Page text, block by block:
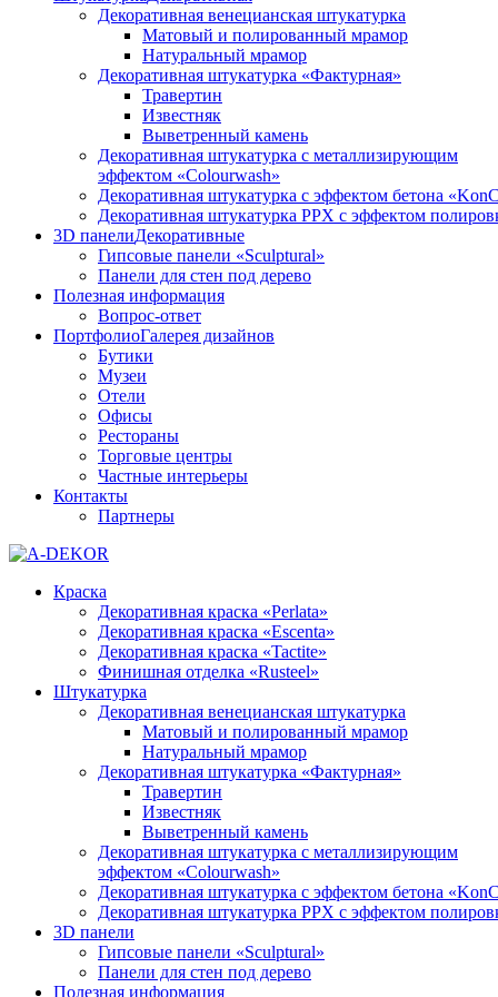
Декоративная венецианская штукатурка
Матовый и полированный мрамор
Натуральный мрамор
Декоративная штукатурка «Фактурная»
Травертин
Известняк
Выветренный камень
Декоративная штукатурка с металлизирующим
эффектом «Colourwash»
Декоративная штукатурка с эффектом бетона
Декоративная штукатурка PPX с эффектом
3D панелиДекоративные
Гипсовые панели «Sculptural»
Панели для стен под дерево
Полезная информация
Вопрос-ответ
ПортфолиоГалерея дизайнов
Бутики
Музеи
Отели
Офисы
Рестораны
Торговые центры
Частные интерьеры
Контакты
Партнеры
Краска
Декоративная краска «Perlata»
Декоративная краска «Escenta»
Декоративная краска «Tactite»
Финишная отделка «Rusteel»
Штукатурка
Декоративная венецианская штукатурка
Матовый и полированный мрамор
Натуральный мрамор
Декоративная штукатурка «Фактурная»
Травертин
Известняк
Выветренный камень
Декоративная штукатурка с металлизирующим
эффектом «Colourwash»
Декоративная штукатурка с эффектом бетона
Декоративная штукатурка PPX с эффектом
3D панели
Гипсовые панели «Sculptural»
Панели для стен под дерево
Полезная информация